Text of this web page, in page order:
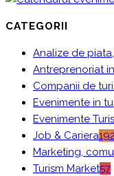
CATEGORII
Analize de
Antreprenoriat
Companii de
Evenimente in
Evenimente
Job & Cariera192
Marketing,
Turism Market57